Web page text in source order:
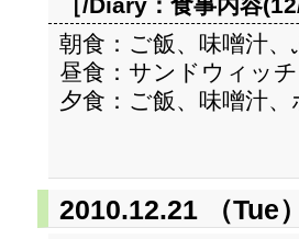
朝食：ご飯、味噌汁
昼食：サンドウィッ
夕食：ご飯、味噌汁
2010.12.21 （Tue）